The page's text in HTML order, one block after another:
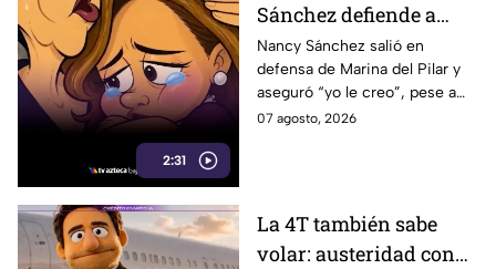
2:31
Sánchez defiende a
Marina del Pilar como
si fuera su hija pese a
polémicas
Nancy Sánchez salió en
defensa de Marina del Pilar y
aseguró “yo le creo”, pese a
los audios filtrados y las
07 agosto, 2026
La 4T también sabe
volar: austeridad con